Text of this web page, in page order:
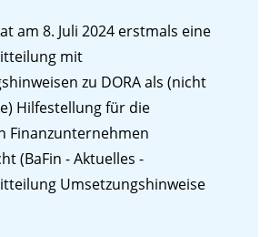
am 8. Juli 2024 erstmals eine
mit
zu DORA als (nicht
Hilfestellung für die
Finanzunternehmen
(BaFin - Aktuelles -
Umsetzungshinweise